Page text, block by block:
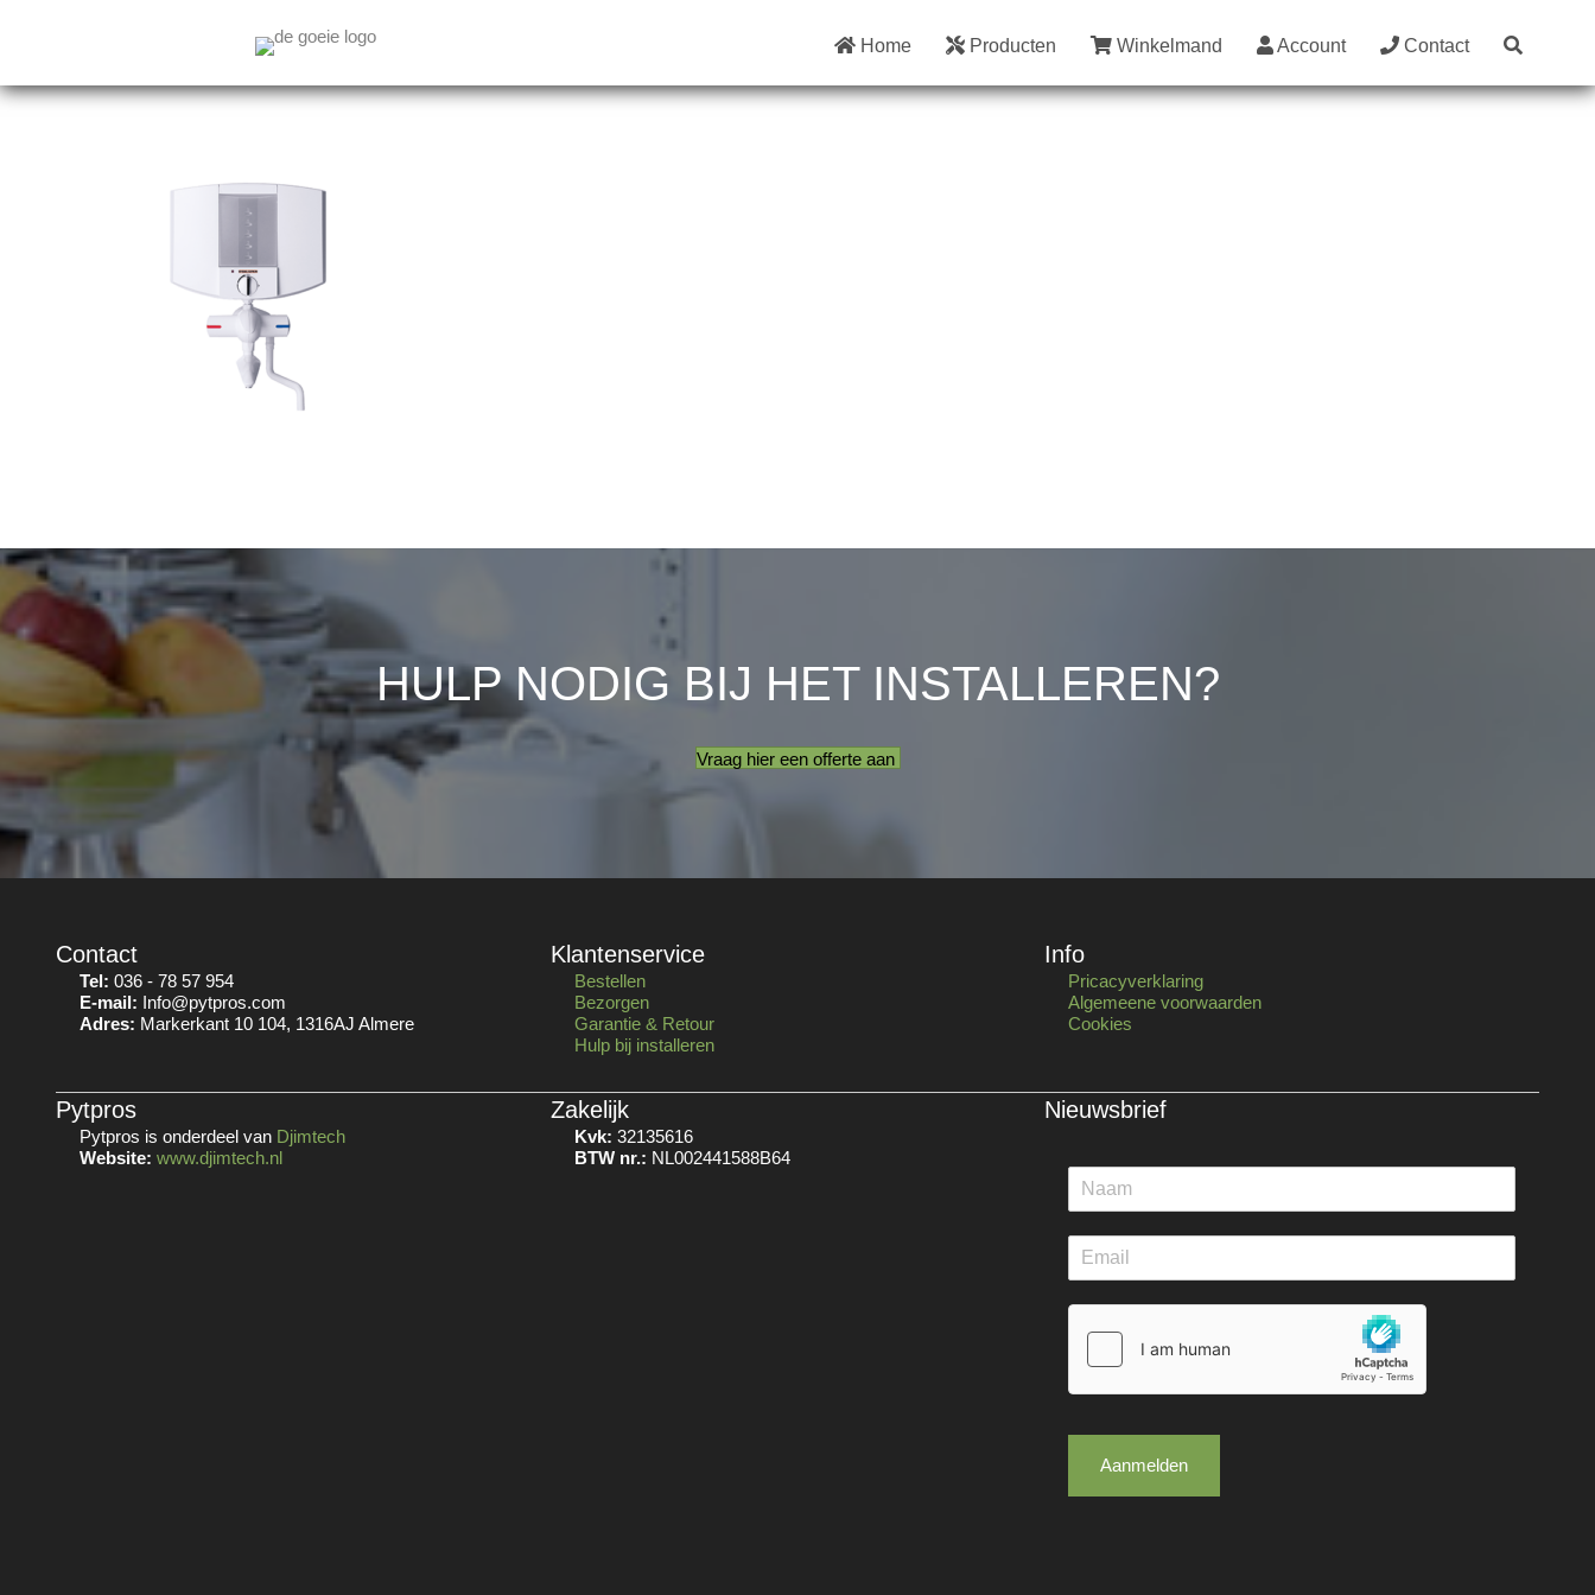
Home Producten Winkelmand Account Contact
HULP NODIG BIJ HET INSTALLEREN?
Vraag hier een offerte aan
Contact
Tel: 036 - 78 57 954
E-mail: Info@pytpros.com
Adres: Markerkant 10 104, 1316AJ Almere
Klantenservice
Bestellen
Bezorgen
Garantie & Retour
Hulp bij installeren
Info
Pricacyverklaring
Algemeene voorwaarden
Cookies
Pytpros
Pytpros is onderdeel van Djimtech
Website: www.djimtech.nl
Zakelijk
Kvk: 32135616
BTW nr.: NL002441588B64
Nieuwsbrief
Aanmelden